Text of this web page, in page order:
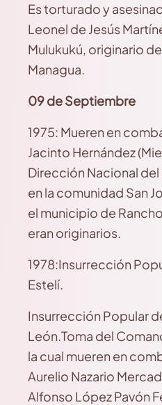
Es torturado y
Leonel de Jesús
Mulukukú, originario
Managua.
09 de Septiembre
1975: Mueren en
Jacinto Hernández
Dirección Nacional del
en la comunidad San
el municipio de
eran originarios.
1978:Insurrección
Estelí.
Insurrección Popular
León.Toma del
la cual mueren en
Aurelio Nazario
Alfonso López Pavón